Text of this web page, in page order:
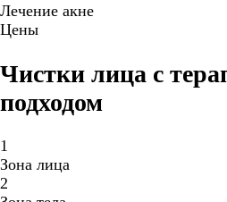
Лечение акне
Цены
Чистки лица с
подходом
1
Зона лица
2